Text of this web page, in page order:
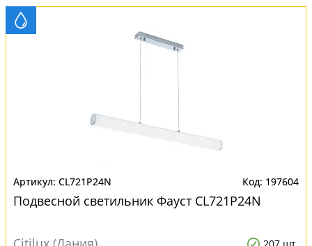
CL721P24N 197604
Подвесной светильник Фауст CL721P24N